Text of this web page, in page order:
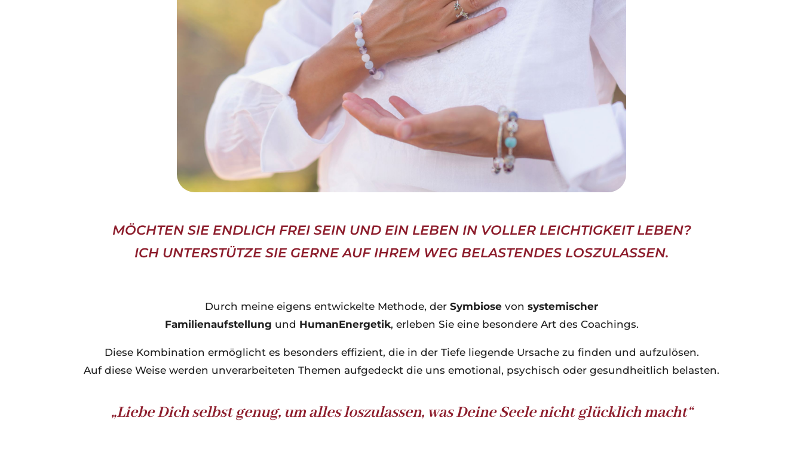
MÖCHTEN SIE ENDLICH FREI SEIN UND EIN LEBEN IN VOLLER LEICHTIGKEIT LEBEN?
ICH UNTERSTÜTZE SIE GERNE AUF IHREM WEG BELASTENDES LOSZULASSEN.
Durch meine eigens entwickelte Methode, der Symbiose von systemischer
Familienaufstellung und HumanEnergetik, erleben Sie eine besondere Art des Coachings.
Diese Kombination ermöglicht es besonders effizient, die in der Tiefe liegende Ursache zu finden und aufzulösen.
Auf diese Weise werden unverarbeiteten Themen aufgedeckt die uns emotional, psychisch oder gesundheitlich belasten.
„Liebe Dich selbst genug, um alles loszulassen, was Deine Seele nicht glücklich macht“